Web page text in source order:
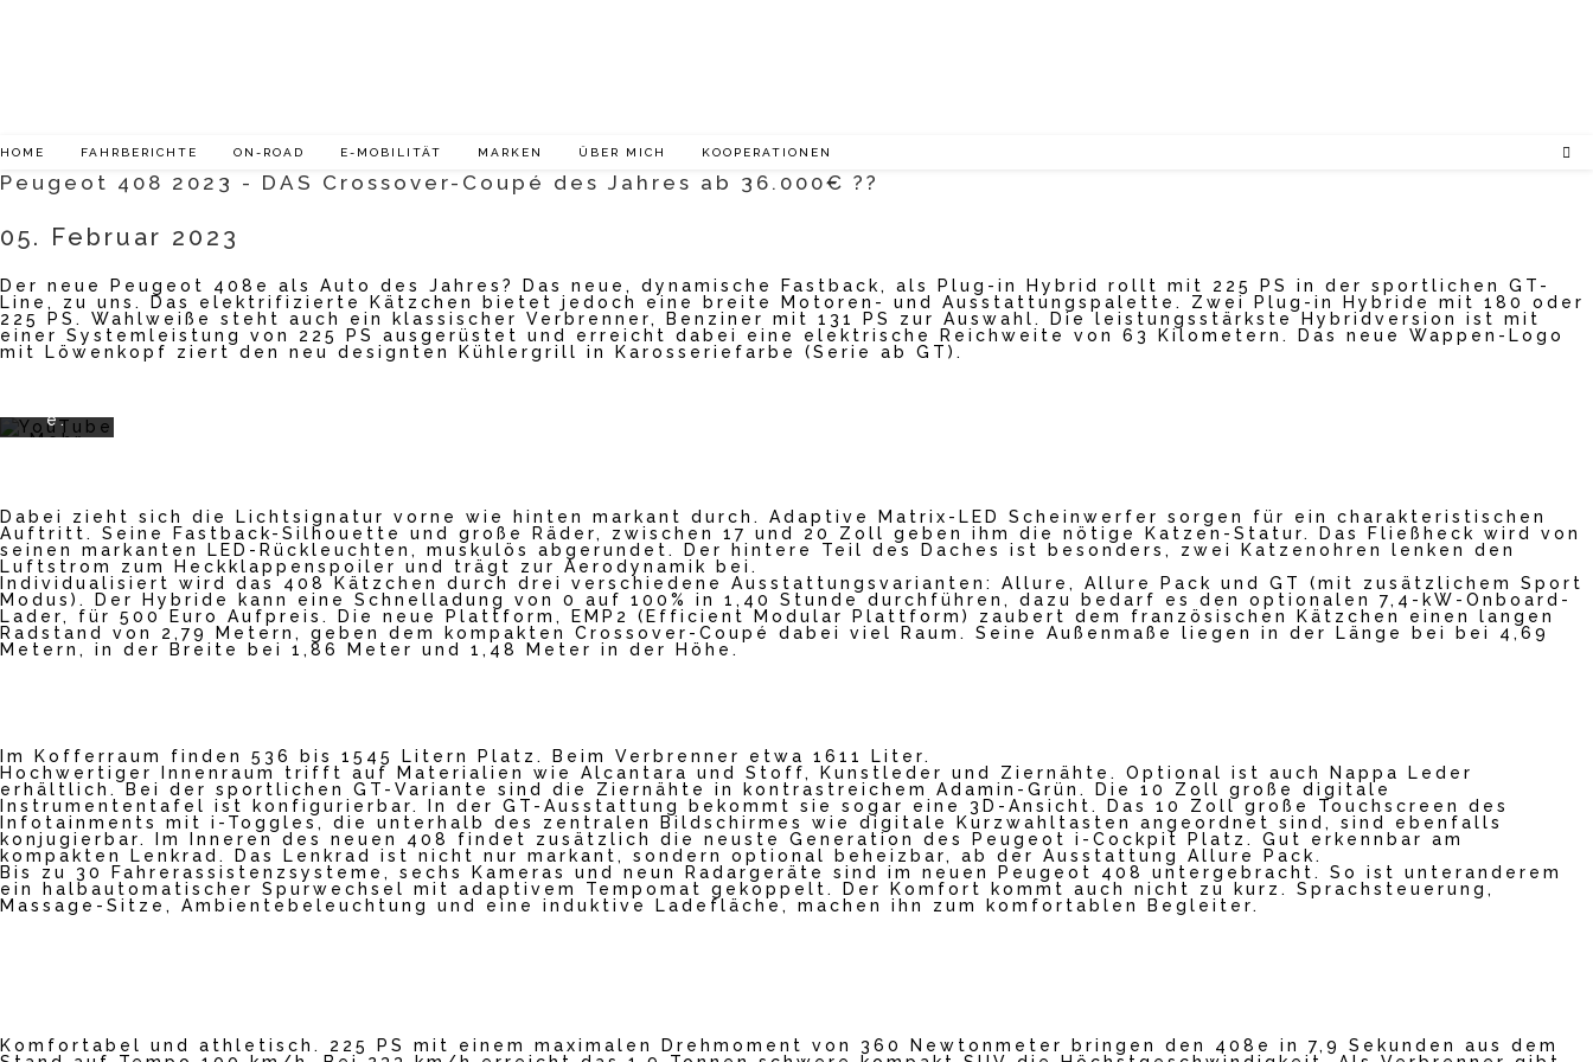
HOME FAHRBERICHTE ON-ROAD E-MOBILITÄT MARKEN ÜBER MICH KOOPERATIONEN
Peugeot 408 2023 - DAS Crossover-Coupé des Jahres ab 36.000€ ??
05. Februar 2023
Der neue Peugeot 408e als Auto des Jahres? Das neue, dynamische Fastback, als Plug-in Hybrid rollt mit 225 PS in der sportlichen GT-
Line, zu uns. Das elektrifizierte Kätzchen bietet jedoch eine breite Motoren- und Ausstattungspalette. Zwei Plug-in Hybride mit 180 oder
225 PS. Wahlweiße steht auch ein klassischer Verbrenner, Benziner mit 131 PS zur Auswahl. Die leistungsstärkste Hybridversion ist mit
einer Systemleistung von 225 PS ausgerüstet und erreicht dabei eine elektrische Reichweite von 63 Kilometern. Das neue Wappen-Logo
mit Löwenkopf ziert den neu designten Kühlergrill in Karosseriefarbe (Serie ab GT).
Mit
dem
Laden
Videos
ieren
Sie die
Datens
chutze
rklärun
e.
Mehr
Video
laden
YouTub
e
immer
Dabei zieht sich die Lichtsignatur vorne wie hinten markant durch. Adaptive Matrix-LED Scheinwerfer sorgen für ein charakteristischen
Auftritt. Seine Fastback-Silhouette und große Räder, zwischen 17 und 20 Zoll geben ihm die nötige Katzen-Statur. Das Fließheck wird von
seinen markanten LED-Rückleuchten, muskulös abgerundet. Der hintere Teil des Daches ist besonders, zwei Katzenohren lenken den
Luftstrom zum Heckklappenspoiler und trägt zur Aerodynamik bei.
Individualisiert wird das 408 Kätzchen durch drei verschiedene Ausstattungsvarianten: Allure, Allure Pack und GT (mit zusätzlichem Sport
Modus). Der Hybride kann eine Schnelladung von 0 auf 100% in 1,40 Stunde durchführen, dazu bedarf es den optionalen 7,4-kW-Onboard-
Lader, für 500 Euro Aufpreis. Die neue Plattform, EMP2 (Efficient Modular Plattform) zaubert dem französischen Kätzchen einen langen
Radstand von 2,79 Metern, geben dem kompakten Crossover-Coupé dabei viel Raum. Seine Außenmaße liegen in der Länge bei bei 4,69
Metern, in der Breite bei 1,86 Meter und 1,48 Meter in der Höhe.
Im Kofferraum finden 536 bis 1545 Litern Platz. Beim Verbrenner etwa 1611 Liter.
Hochwertiger Innenraum trifft auf Materialien wie Alcantara und Stoff, Kunstleder und Ziernähte. Optional ist auch Nappa Leder
erhältlich. Bei der sportlichen GT-Variante sind die Ziernähte in kontrastreichem Adamin-Grün. Die 10 Zoll große digitale
Instrumententafel ist konfigurierbar. In der GT-Ausstattung bekommt sie sogar eine 3D-Ansicht. Das 10 Zoll große Touchscreen des
Infotainments mit i-Toggles, die unterhalb des zentralen Bildschirmes wie digitale Kurzwahltasten angeordnet sind, sind ebenfalls
konjugierbar. Im Inneren des neuen 408 findet zusätzlich die neuste Generation des Peugeot i-Cockpit Platz. Gut erkennbar am
kompakten Lenkrad. Das Lenkrad ist nicht nur markant, sondern optional beheizbar, ab der Ausstattung Allure Pack.
Bis zu 30 Fahrerassistenzsysteme, sechs Kameras und neun Radargeräte sind im neuen Peugeot 408 untergebracht. So ist unteranderem
ein halbautomatischer Spurwechsel mit adaptivem Tempomat gekoppelt. Der Komfort kommt auch nicht zu kurz. Sprachsteuerung,
Massage-Sitze, Ambientebeleuchtung und eine induktive Ladefläche, machen ihn zum komfortablen Begleiter.
Komfortabel und athletisch. 225 PS mit einem maximalen Drehmoment von 360 Newtonmeter bringen den 408e in 7,9 Sekunden aus dem